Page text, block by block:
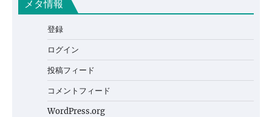
メタ情報
登録
ログイン
投稿フィード
コメントフィード
WordPress.org